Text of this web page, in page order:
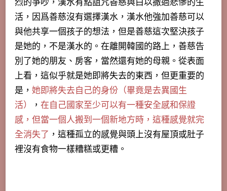
烈的爭吵，漢水有點詛咒善慈與白以撒過悲慘的生
活，因爲善慈沒有選擇漢水，漢水他強加善慈可以
與他共享一個孩子的想法，但是善慈這次堅決孩子
是她的，不是漢水的。在離開韓國的路上，善慈告
別了她的朋友、房客，當然還有她的母親。從表面
上看，這似乎就是她即將失去的東西，但更重要的
是， 她即將失去自己的身份（畢竟是去異國生
活）
， 在自己國家至少可以有一種安全感和保證
感，但當一個人搬到一個新地方時，這種感覺就完
全消失了 ，這種孤立的感覺與頭上沒有屋頂或肚子
裡沒有食物一樣糟糕或更糟。